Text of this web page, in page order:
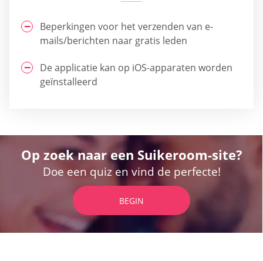
Beperkingen voor het verzenden van e-
mails/berichten naar gratis leden
De applicatie kan op iOS-apparaten worden
geïnstalleerd
Op zoek naar een Suikeroom-site?
Doe een quiz en vind de perfecte!
BEGIN